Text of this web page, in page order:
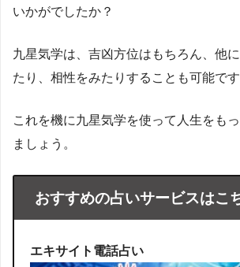
いかがでしたか？
九星気学は、吉凶方位はもちろん、他
たり、相性をみたりすることも可能です
これを機に九星気学を使って人生をも
ましょう。
おすすめの占いサービスはこ
エキサイト電話占い